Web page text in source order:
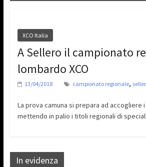
XCO Italia
A Sellero il campionato
lombardo XCO
13/04/2018 campionato regionale,
La prova camuna si prepara ad accogliere
mettendo in palio i titoli regionali di
In evidenza